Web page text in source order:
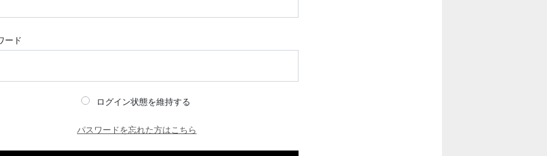
ード
ログイン状態を維持する
パスワードを忘れた方はこちら